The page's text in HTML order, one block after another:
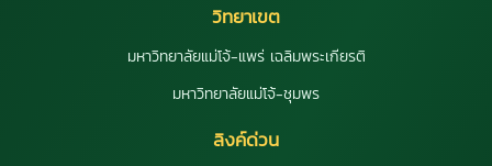
วิทยาเขต
มหาวิทยาลัยแม่โจ้-แพร่ เฉลิมพระเกียรติ
มหาวิทยาลัยแม่โจ้-ชุมพร
ลิงค์ด่วน